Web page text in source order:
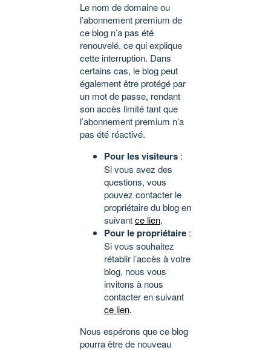
Le nom de domaine ou
l’abonnement premium de
ce blog n’a pas été
renouvelé, ce qui explique
cette interruption. Dans
certains cas, le blog peut
également être protégé par
un mot de passe, rendant
son accès limité tant que
l’abonnement premium n’a
pas été réactivé.
Pour les visiteurs :
Si vous avez des
questions, vous
pouvez contacter le
propriétaire du blog en
suivantce lien.
Pour le propriétaire :
Si vous souhaitez
rétablir l’accès à votre
blog, nous vous
invitons à nous
contacter en suivant
ce lien.
Nous espérons que ce blog
pourra être de nouveau